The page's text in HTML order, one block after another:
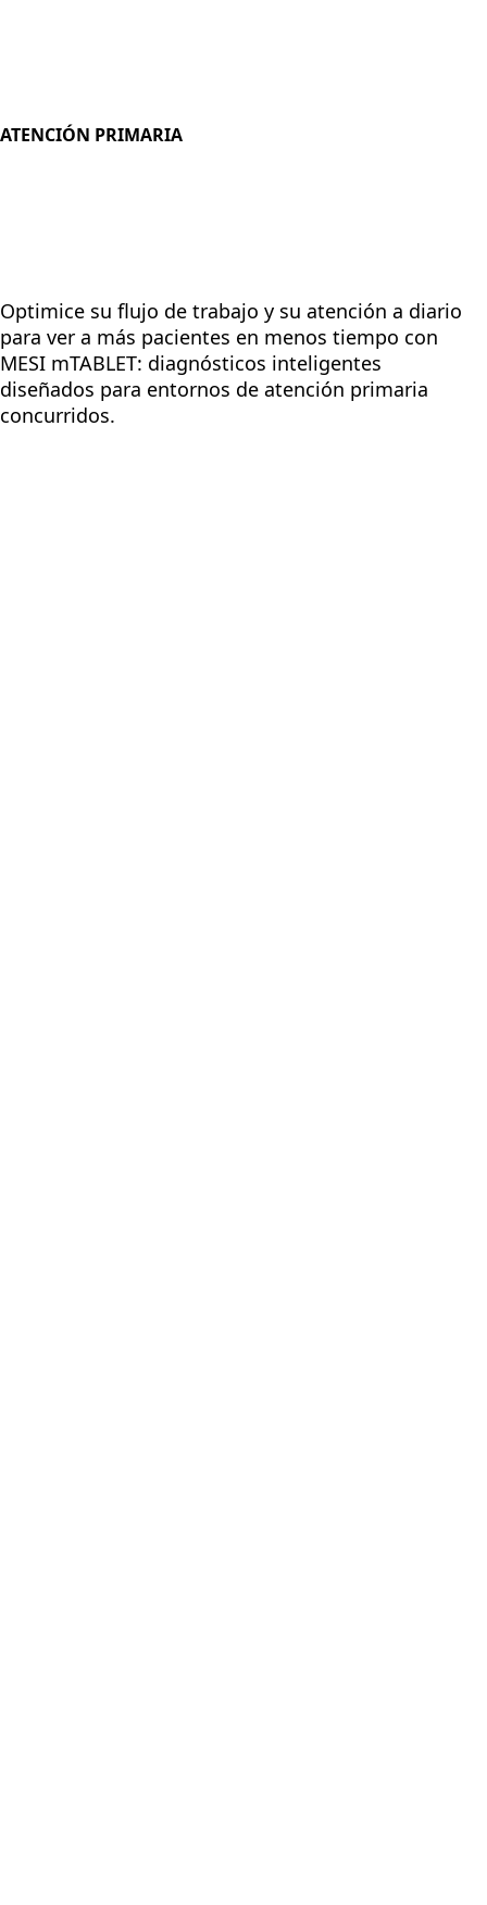
ATENCIÓN PRIMARIA
Optimice su flujo de trabajo y su atención a diario
para ver a más pacientes en menos tiempo con
MESI mTABLET: diagnósticos inteligentes
diseñados para entornos de atención primaria
concurridos.